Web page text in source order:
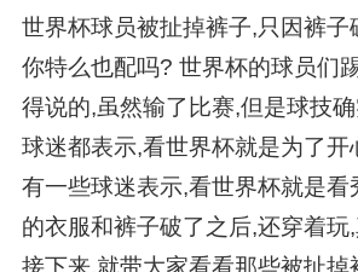
世界杯球员被扯掉裤子,只因裤子
你特么也配吗? 世界杯的球员们
得说的,虽然输了比赛,但是球技
球迷都表示,看世界杯就是为了开
有一些球迷表示,看世界杯就是看
的衣服和裤子破了之后,还穿着玩
接下来,就带大家看看那些被扯掉